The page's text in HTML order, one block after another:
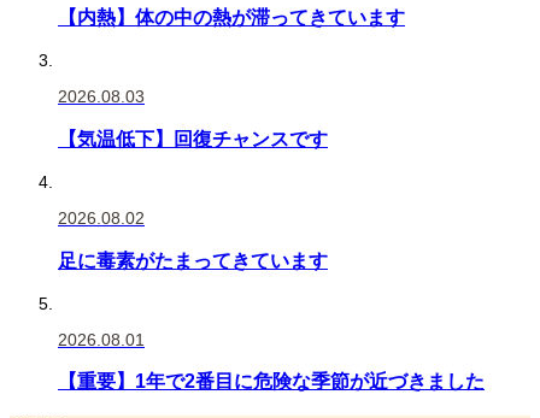
【内熱】体の中の熱が滞ってきています
2026.08.03
【気温低下】回復チャンスです
2026.08.02
足に毒素がたまってきています
2026.08.01
【重要】1年で2番目に危険な季節が近づきました